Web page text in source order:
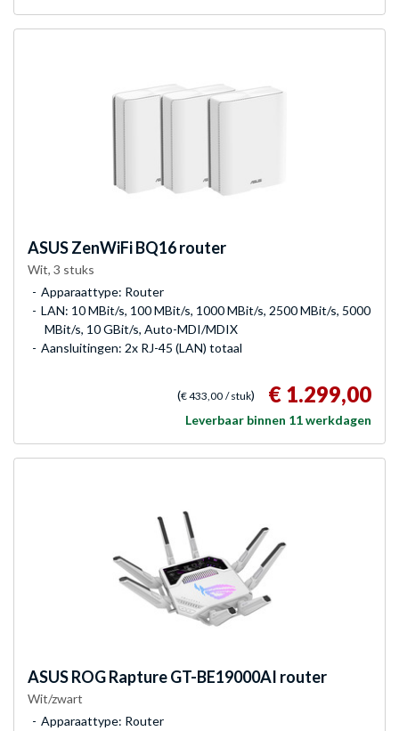
ASUSZenWiFi BQ16 router
Wit, 3 stuks
Apparaattype: Router
LAN: 10 MBit/s, 100 MBit/s, 1000 MBit/s, 2500 MBit/s, 5000
MBit/s, 10 GBit/s, Auto-MDI/MDIX
Aansluitingen: 2x RJ-45 (LAN) totaal
(€ 433,00 / stuk) € 1.299,00
Leverbaar binnen 11 werkdagen
ASUSROG Rapture GT-BE19000AI router
Wit/zwart
Apparaattype: Router